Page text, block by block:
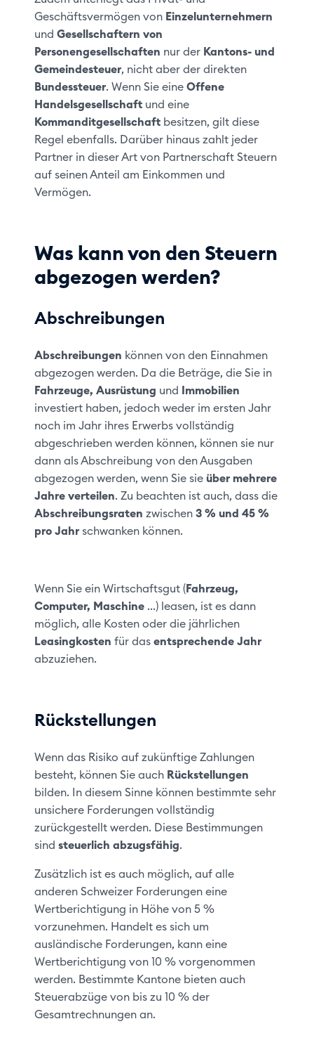
Geschäftsvermögen von Einzelunternehmern
undGesellschaftern von
Personengesellschaften nur der Kantons- und
Gemeindesteuer, nicht aber der direkten
Bundessteuer. Wenn Sie eineOffene
Handelsgesellschaft und eine
Kommanditgesellschaft besitzen, gilt diese
Regel ebenfalls. Darüber hinaus zahlt jeder
Partner in dieser Art von Partnerschaft Steuern
auf seinen Anteil am Einkommen und
Vermögen.
Was kann von den Steuern
abgezogen werden?
Abschreibungen
Abschreibungen können von den Einnahmen
abgezogen werden. Da die Beträge, die Sie in
Fahrzeuge, Ausrüstung und Immobilien
investiert haben, jedoch weder im ersten Jahr
noch im Jahr ihres Erwerbs vollständig
abgeschrieben werden können, können sie nur
dann als Abschreibung von den Ausgaben
abgezogen werden, wenn Sie sie über mehrere
Jahre verteilen. Zu beachten ist auch, dass die
Abschreibungsraten zwischen3 % und 45 %
pro Jahr schwanken können.
Wenn Sie ein Wirtschaftsgut (Fahrzeug,
Computer, Maschine ...) leasen, ist es dann
möglich, alle Kosten oder die jährlichen
Leasingkosten für dasentsprechende Jahr
abzuziehen.
Rückstellungen
Wenn das Risiko auf zukünftige Zahlungen
besteht, können Sie auch Rückstellungen
bilden. In diesem Sinne können bestimmte sehr
unsichere Forderungen vollständig
zurückgestellt werden. Diese Bestimmungen
sindsteuerlich abzugsfähig.
Zusätzlich ist es auch möglich, auf alle
anderen Schweizer Forderungen eine
Wertberichtigung in Höhe von 5 %
vorzunehmen. Handelt es sich um
ausländische Forderungen, kann eine
Wertberichtigung von 10 % vorgenommen
werden. Bestimmte Kantone bieten auch
Steuerabzüge von bis zu 10 % der
Gesamtrechnungen an.